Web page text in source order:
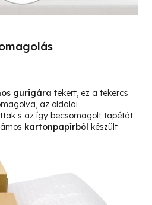
gurigára tekert, ez a tekercs
az oldalai
s az így becsomagolt tapétát
kartonpapírból készült